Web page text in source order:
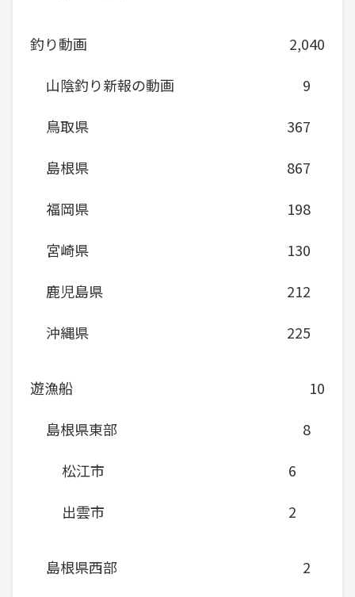
釣り動画
2,040
山陰釣り新報の動画
9
鳥取県
367
島根県
867
福岡県
198
宮崎県
130
鹿児島県
212
沖縄県
225
遊漁船
10
島根県東部
8
松江市
6
出雲市
2
島根県西部
2